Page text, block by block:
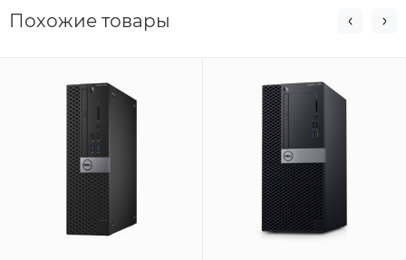
Похожие товары